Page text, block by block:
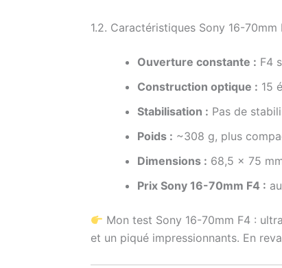
1.2. Caractéristiques Sony 16-70mm
Ouverture constante : F4
Construction optique : 15
Stabilisation : Pas de
Poids : ~308 g, plus
Dimensions : 68,5 x 75
Prix Sony 16-70mm F4 :
Mon test Sony 16-70mm F4 :
et un piqué impressionnants. En